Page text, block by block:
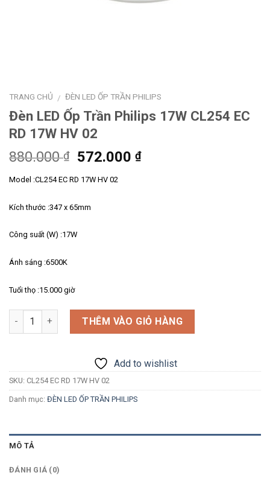
TRANG CHỦ / ĐÈN LED ỐP TRẦN PHILIPS
Đèn LED Ốp Trần Philips 17W CL254 EC
RD 17W HV 02
880.000₫
Giá
là:
572.000₫Giá
Model :CL254 EC RD 17W HV 02
Kích thước :347 x 65mm
Công suất (W) :17W
Ánh sáng :6500K
Tuổi thọ :15.000 giờ
Số lượng THÊM VÀO GIỎ HÀNG
Add to wishlist
SKU: CL254 EC RD 17W HV 02
Danh mục: ĐÈN LED ỐP TRẦN PHILIPS
MÔ TẢ
ĐÁNH GIÁ (0)